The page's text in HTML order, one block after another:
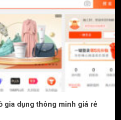
gia dụng thông minh giá rẻ